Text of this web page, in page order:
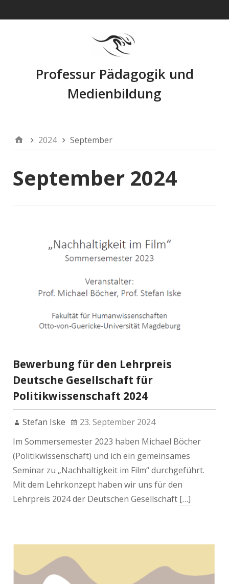
Professur Pädagogik und
Medienbildung
2024 September
September 2024
Bewerbung für den Lehrpreis
Deutsche Gesellschaft für
Politikwissenschaft 2024
Stefan Iske
23. September 2024
Im Sommersemester 2023 haben Michael Böcher
(Politikwissenschaft) und ich ein gemeinsames
Seminar zu „Nachhaltigkeit im Film“ durchgeführt.
Mit dem Lehrkonzept haben wir uns für den
Lehrpreis 2024 der Deutschen Gesellschaft […]